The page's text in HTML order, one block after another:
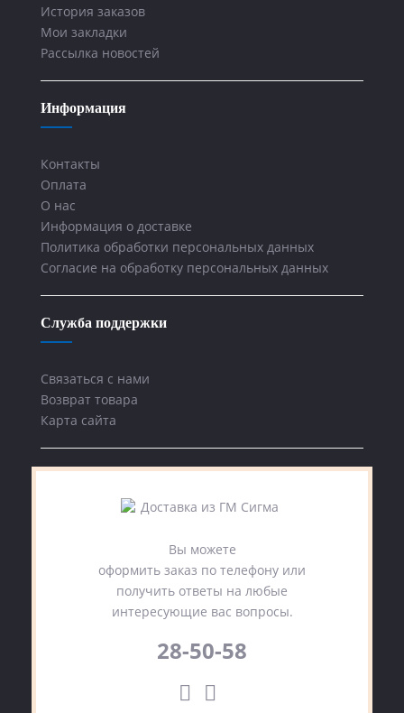
История заказов
Мои закладки
Рассылка новостей
Информация
Контакты
Оплата
О нас
Информация о доставке
Политика обработки персональных данных
Согласие на обработку персональных данных
Служба поддержки
Связаться с нами
Возврат товара
Карта сайта
Вы можете
оформить заказ по телефону или
получить ответы на любые
интересующие вас вопросы.
28-50-58